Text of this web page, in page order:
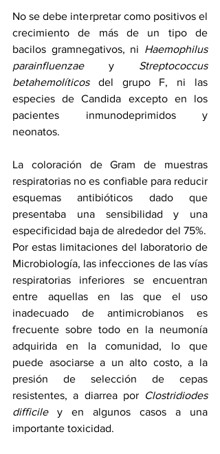
No se debe interpretar como positivos el
crecimiento de más de un tipo de
bacilos gramnegativos, ni Haemophilus
parainfluenzae y Streptococcus
betahemolíticos del grupo F, ni las
especies de Candida excepto en los
pacientes inmunodeprimidos y
neonatos.
La coloración de Gram de muestras
respiratorias no es confiable para reducir
esquemas antibióticos dado que
presentaba una sensibilidad y una
Por estas limitaciones del laboratorio de
Microbiología, las infecciones de las vías
respiratorias inferiores se encuentran
entre aquellas en las que el uso
inadecuado de antimicrobianos es
frecuente sobre todo en la neumonía
adquirida en la comunidad, lo que
puede asociarse a un alto costo, a la
presión de selección de cepas
resistentes, a diarrea por Clostridiodes
difficile y en algunos casos a una
importante toxicidad.